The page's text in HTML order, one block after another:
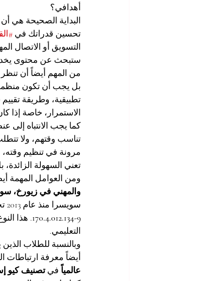
أهدافي؟
البداية الصحيحة هي
تحسين قدراتك في
التسويق أو الاتصال
ستبحث عن محتوى
من المهم أيضاً أن
بل يجب أن تكون
تطبيقية، وطريقة
الاستمرار، خاصة إذا
كما يجب الانتباه إلى
تناسب وقتهم، ولا
مرونة في تنظيم وقته،
تعني السهولة
ومن العوامل المهمة
والمهني في زيورخ،
سويسرا منذ عام 2013 تحت الاسم الرسمي
170.4.012.134-9. هذا
التعليمي.
وبالنسبة للطلاب
أيضاً معرفة ارتباطات
عالمياً في تصنيف كيو إس